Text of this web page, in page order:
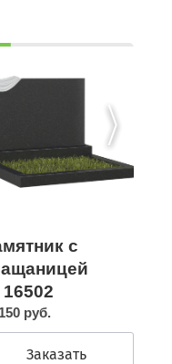
с
руб.
Заказать